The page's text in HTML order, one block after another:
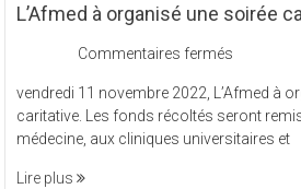
L’Afmed à organisé une soirée
Commentaires fermés
à
organisé
une
vendredi 11 novembre 2022, L’Afmed à
caritative. Les fonds récoltés seront
médecine, aux cliniques universitaires et
Lire plus